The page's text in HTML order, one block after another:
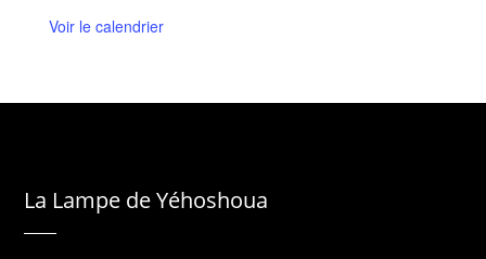
n
Voir le calendrier
La Lampe de Yéhoshoua